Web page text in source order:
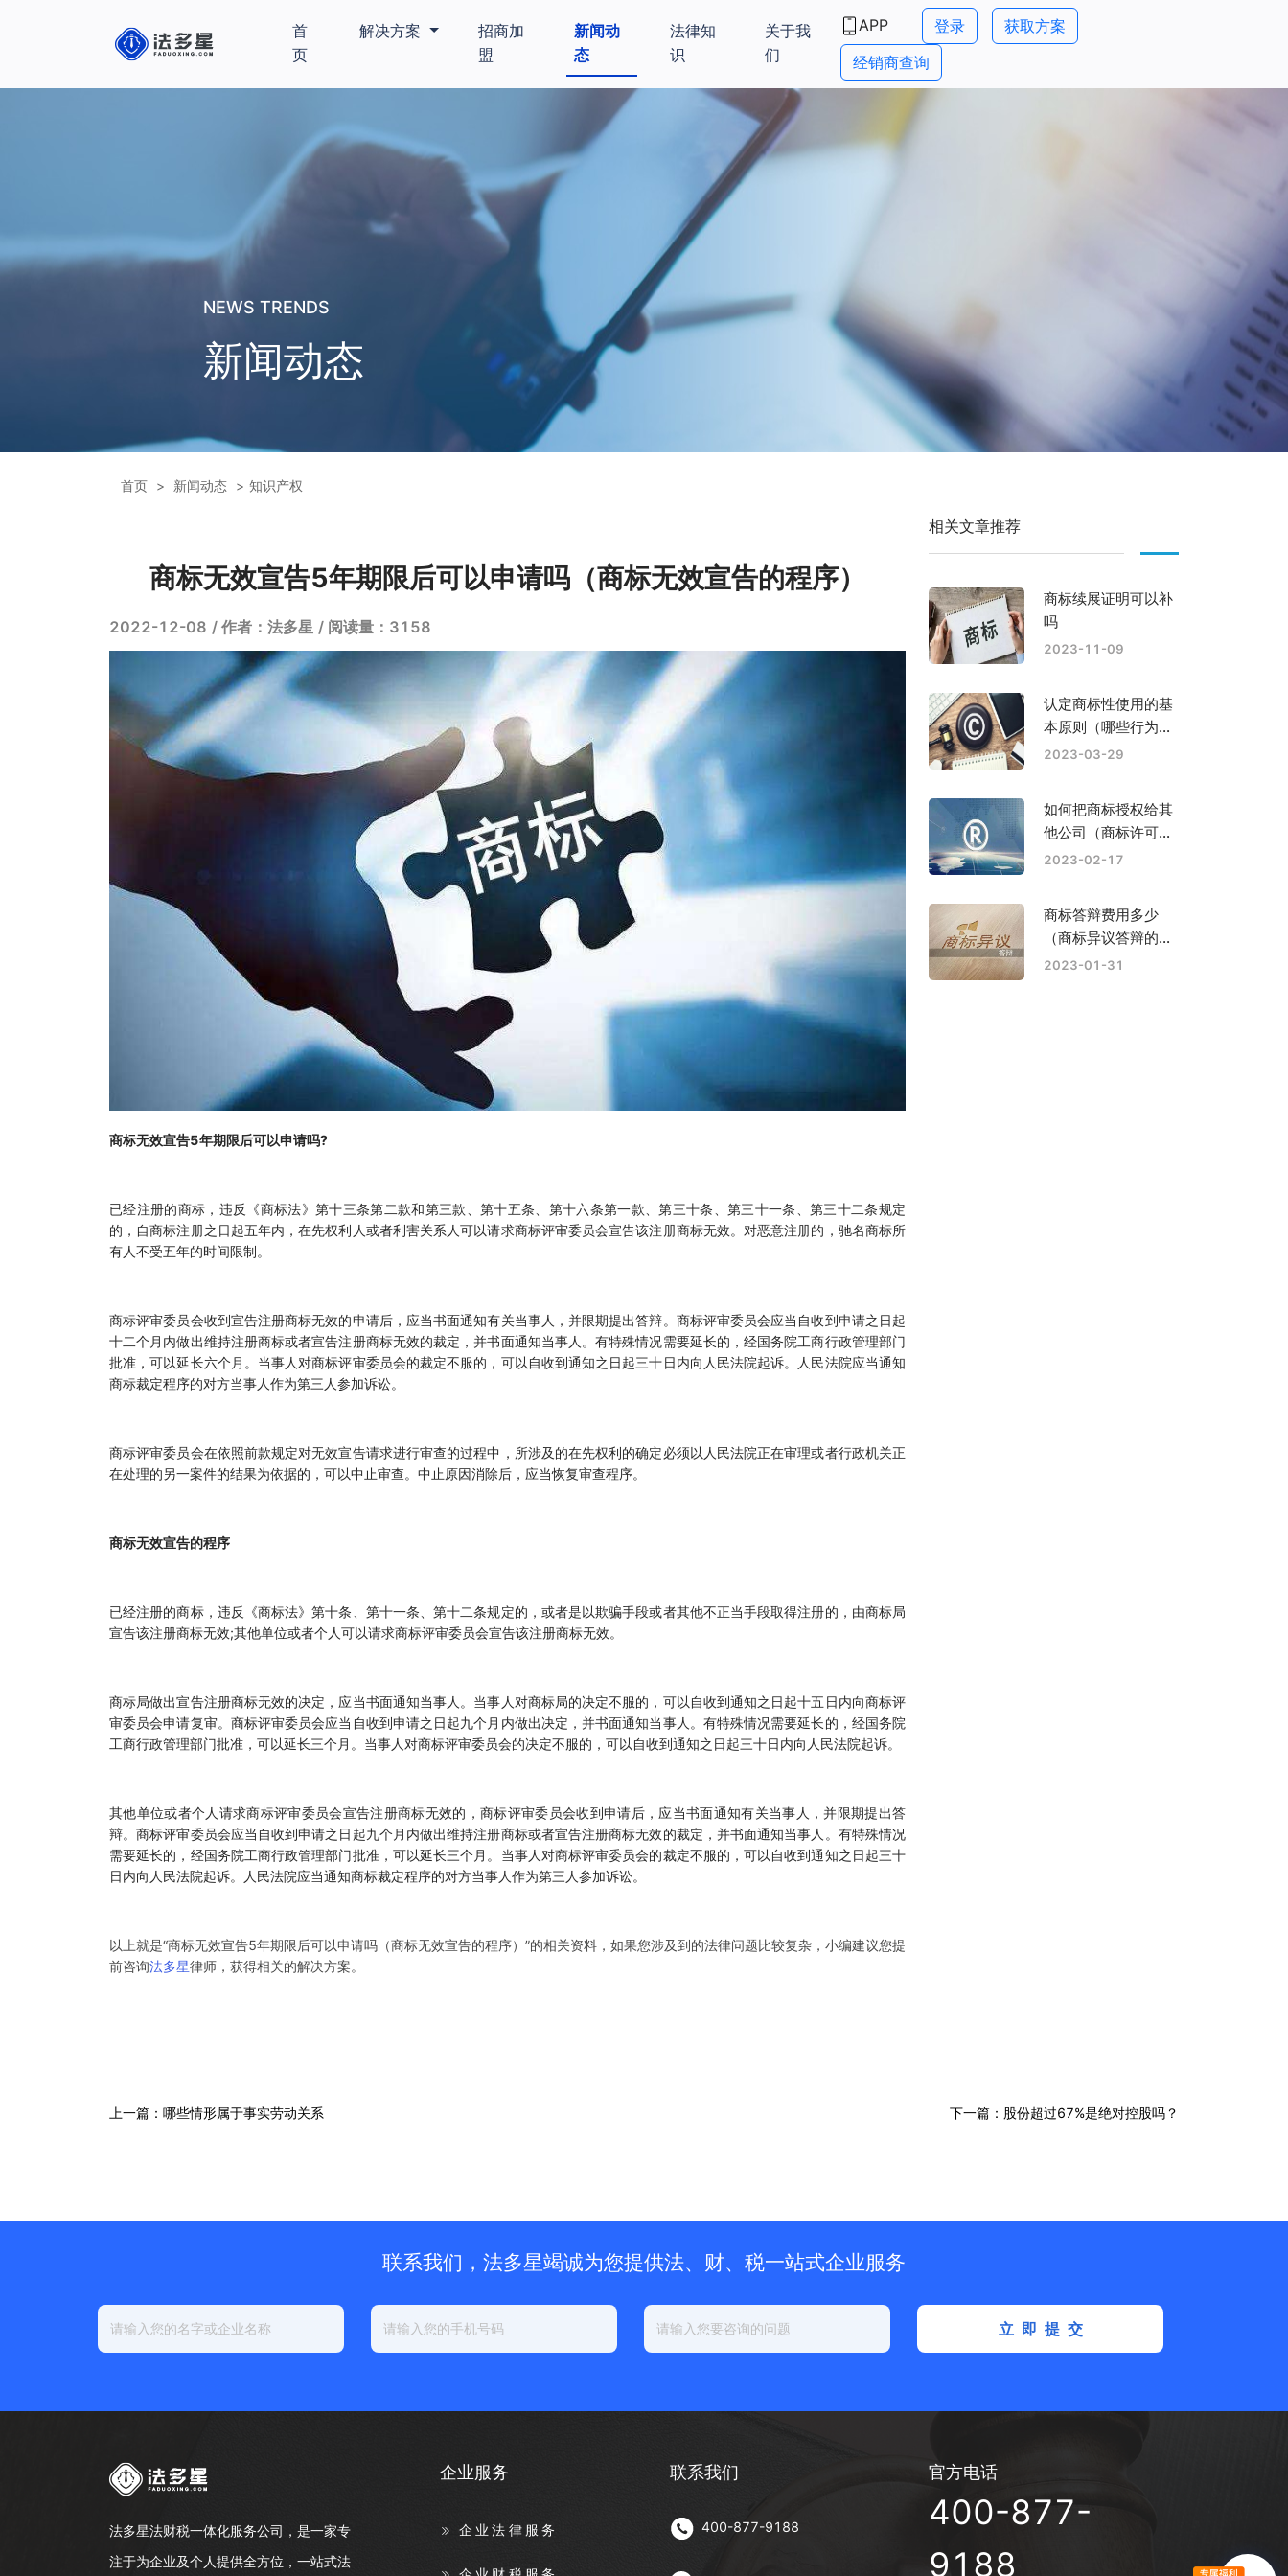
首
页
解决方案
招商加
盟
新闻动
态
法律知
识
关于我
们
APP 登录
获取方案
经销商查询
NEWS TRENDS
新闻动态
首页 新闻动态 知识产权
商标无效宣告5年期限后可以申请吗（商标无效宣告的程序）
2022-12-08 / 作者：法多星 / 阅读量：3158
商标无效宣告5年期限后可以申请吗?
已经注册的商标，违反《商标法》第十三条第二款和第三款、第十五条、第十六条第一款、第三十条、第三十一条、第三十二条规定
的，自商标注册之日起五年内，在先权利人或者利害关系人可以请求商标评审委员会宣告该注册商标无效。对恶意注册的，驰名商标所
有人不受五年的时间限制。
商标评审委员会收到宣告注册商标无效的申请后，应当书面通知有关当事人，并限期提出答辩。商标评审委员会应当自收到申请之日起
十二个月内做出维持注册商标或者宣告注册商标无效的裁定，并书面通知当事人。有特殊情况需要延长的，经国务院工商行政管理部门
批准，可以延长六个月。当事人对商标评审委员会的裁定不服的，可以自收到通知之日起三十日内向人民法院起诉。人民法院应当通知
商标裁定程序的对方当事人作为第三人参加诉讼。
商标评审委员会在依照前款规定对无效宣告请求进行审查的过程中，所涉及的在先权利的确定必须以人民法院正在审理或者行政机关正
在处理的另一案件的结果为依据的，可以中止审查。中止原因消除后，应当恢复审查程序。
商标无效宣告的程序
已经注册的商标，违反《商标法》第十条、第十一条、第十二条规定的，或者是以欺骗手段或者其他不正当手段取得注册的，由商标局
宣告该注册商标无效;其他单位或者个人可以请求商标评审委员会宣告该注册商标无效。
商标局做出宣告注册商标无效的决定，应当书面通知当事人。当事人对商标局的决定不服的，可以自收到通知之日起十五日内向商标评
审委员会申请复审。商标评审委员会应当自收到申请之日起九个月内做出决定，并书面通知当事人。有特殊情况需要延长的，经国务院
工商行政管理部门批准，可以延长三个月。当事人对商标评审委员会的决定不服的，可以自收到通知之日起三十日内向人民法院起诉。
其他单位或者个人请求商标评审委员会宣告注册商标无效的，商标评审委员会收到申请后，应当书面通知有关当事人，并限期提出答
辩。商标评审委员会应当自收到申请之日起九个月内做出维持注册商标或者宣告注册商标无效的裁定，并书面通知当事人。有特殊情况
需要延长的，经国务院工商行政管理部门批准，可以延长三个月。当事人对商标评审委员会的裁定不服的，可以自收到通知之日起三十
日内向人民法院起诉。人民法院应当通知商标裁定程序的对方当事人作为第三人参加诉讼。
以上就是“商标无效宣告5年期限后可以申请吗（商标无效宣告的程序）”的相关资料，如果您涉及到的法律问题比较复杂，小编建议您提
前咨询法多星律师，获得相关的解决方案。
相关文章推荐
商标续展证明可以补
吗
2023-11-09
认定商标性使用的基
本原则（哪些行为不
被认定为商标的使
2023-03-29
如何把商标授权给其
他公司（商标许可备
案的流程是什么）
2023-02-17
商标答辩费用多少
（商标异议答辩的期
限是多久）
2023-01-31
上一篇：哪些情形属于事实劳动关系 下一篇：股份超过67%是绝对控股吗？
联系我们，法多星竭诚为您提供法、财、税一站式企业服务
立即提交
法多星法财税一体化服务公司，是一家专
注于为企业及个人提供全方位，一站式法
企业服务
企业法律服务
联系我们
400-877-9188
官方电话
400-877-
9188